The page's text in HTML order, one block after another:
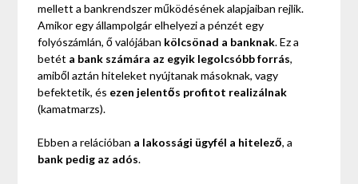
mellett a bankrendszer működésének alapjaiban rejlik.
Amikor egy állampolgár elhelyezi a pénzét egy
folyószámlán, ő valójában kölcsönad a banknak. Ez a
betét a bank számára az egyik legolcsóbb forrás,
amiből aztán hiteleket nyújtanak másoknak, vagy
befektetik, és ezen jelentős profitot realizálnak
(kamatmarzs).
Ebben a relációban a lakossági ügyfél a hitelező, a
bank pedig az adós.